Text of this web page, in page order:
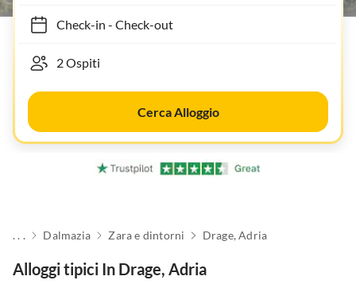
Check-in- Check-out
Cerca Alloggio
. . . Dalmazia Zara e dintorni Drage, Adria
Alloggi tipici In Drage, Adria